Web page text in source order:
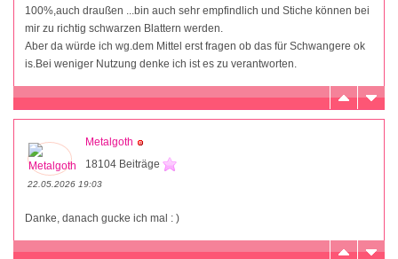
100%,auch draußen ...bin auch sehr empfindlich und Stiche können bei
mir zu richtig schwarzen Blattern werden.
Aber da würde ich wg.dem Mittel erst fragen ob das für Schwangere ok
is.Bei weniger Nutzung denke ich ist es zu verantworten.
Metalgoth
18104 Beiträge
22.05.2026 19:03
Danke, danach gucke ich mal : )